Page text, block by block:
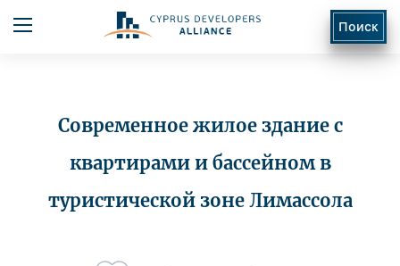
Поиск
Современное жилое здание с
квартирами и бассейном в
туристической зоне Лимассола